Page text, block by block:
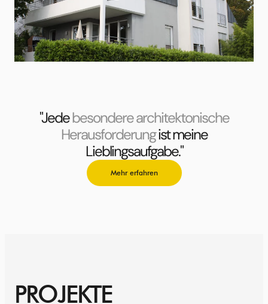
"Jedebesondere architektonische
Herausforderungist meine
Lieblingsaufgabe."
Mehr erfahren
PROJEKTE